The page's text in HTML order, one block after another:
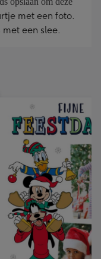
met een foto.
een slee.